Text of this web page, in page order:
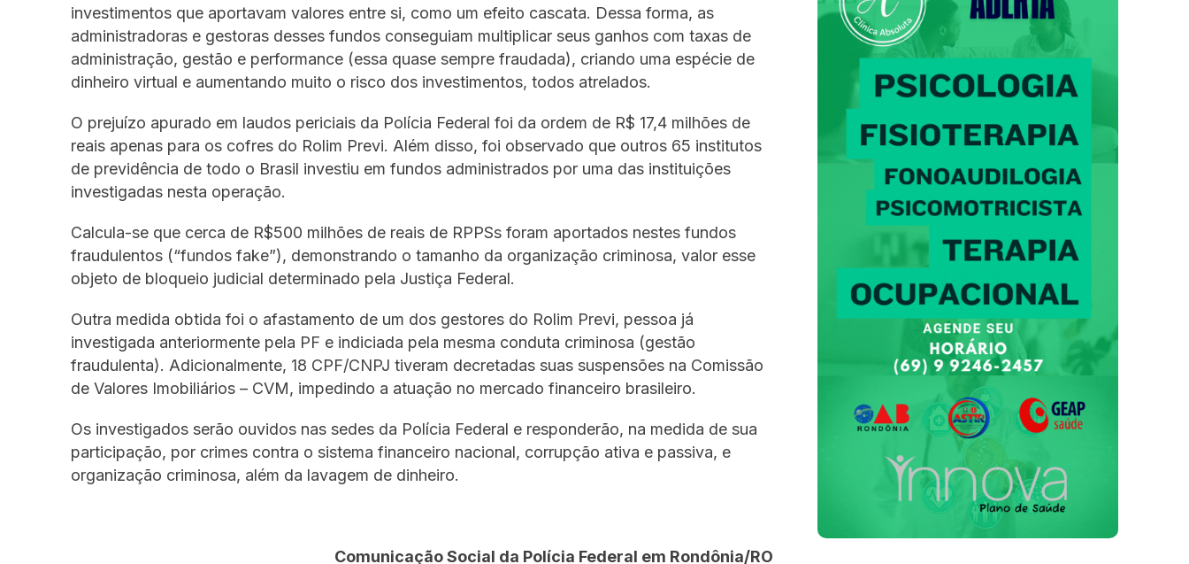
investimentos que aportavam valores entre si, como um efeito cascata. Dessa forma, as
administradoras e gestoras desses fundos conseguiam multiplicar seus ganhos com taxas de
administração, gestão e performance (essa quase sempre fraudada), criando uma espécie de
dinheiro virtual e aumentando muito o risco dos investimentos, todos atrelados.
O prejuízo apurado em laudos periciais da Polícia Federal foi da ordem de R$ 17,4 milhões de
reais apenas para os cofres do Rolim Previ. Além disso, foi observado que outros 65 institutos
de previdência de todo o Brasil investiu em fundos administrados por uma das instituições
investigadas nesta operação.
Calcula-se que cerca de R$500 milhões de reais de RPPSs foram aportados nestes fundos
fraudulentos (“fundos fake”), demonstrando o tamanho da organização criminosa, valor esse
objeto de bloqueio judicial determinado pela Justiça Federal.
Outra medida obtida foi o afastamento de um dos gestores do Rolim Previ, pessoa já
investigada anteriormente pela PF e indiciada pela mesma conduta criminosa (gestão
fraudulenta). Adicionalmente, 18 CPF/CNPJ tiveram decretadas suas suspensões na Comissão
de Valores Imobiliários – CVM, impedindo a atuação no mercado financeiro brasileiro.
Os investigados serão ouvidos nas sedes da Polícia Federal e responderão, na medida de sua
participação, por crimes contra o sistema financeiro nacional, corrupção ativa e passiva, e
organização criminosa, além da lavagem de dinheiro.
Comunicação Social da Polícia Federal em Rondônia/RO